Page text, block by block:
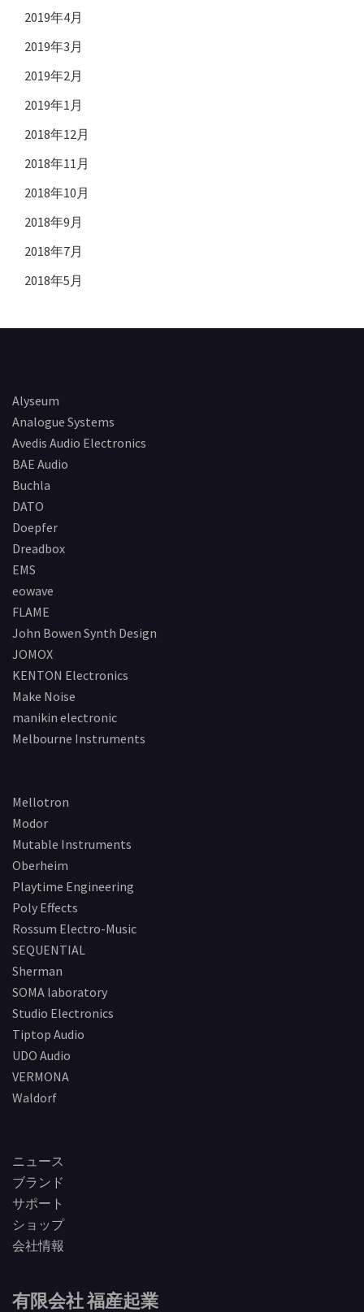
2019年4月
2019年3月
2019年2月
2019年1月
2018年12月
2018年11月
2018年10月
2018年9月
2018年7月
2018年5月
Alyseum
Analogue Systems
Avedis Audio Electronics
BAE Audio
Buchla
DATO
Doepfer
Dreadbox
EMS
eowave
FLAME
John Bowen Synth Design
JOMOX
KENTON Electronics
Make Noise
manikin electronic
Melbourne Instruments
Mellotron
Modor
Mutable Instruments
Oberheim
Playtime Engineering
Poly Effects
Rossum Electro-Music
SEQUENTIAL
Sherman
SOMA laboratory
Studio Electronics
Tiptop Audio
UDO Audio
VERMONA
Waldorf
ニュース
ブランド
サポート
ショップ
会社情報
有限会社 福産起業